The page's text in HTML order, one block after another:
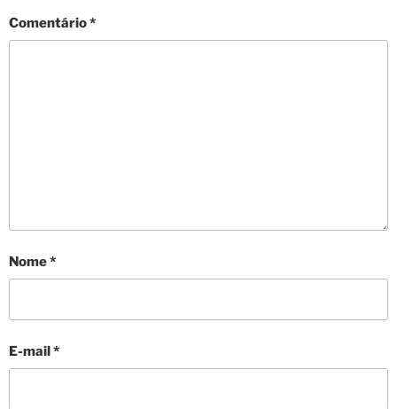
Comentário*
Nome*
E-mail*